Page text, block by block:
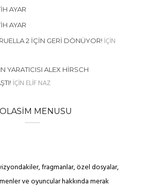
AYAR
AYAR
2 İÇIN GERI DÖNÜYOR!IÇIN
YARATICISI ALEX HIRSCH
IÇIN ELIF NAZ
MENUSU
fragmanlar, özel dosyalar,
ve oyuncular hakkında merak